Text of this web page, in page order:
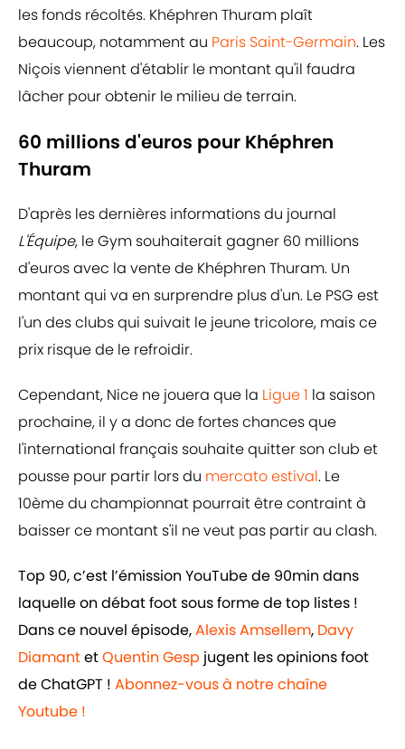
les fonds récoltés. Khéphren Thuram plaît
beaucoup, notamment au Paris Saint-Germain. Les
Niçois viennent d'établir le montant qu'il faudra
lâcher pour obtenir le milieu de terrain.
60 millions d'euros pour Khéphren
Thuram
D'après les dernières informations du journal
L'Équipe, le Gym souhaiterait gagner 60 millions
d'euros avec la vente de Khéphren Thuram. Un
montant qui va en surprendre plus d'un. Le PSG est
l'un des clubs qui suivait le jeune tricolore, mais ce
prix risque de le refroidir.
Cependant, Nice ne jouera que la Ligue 1 la saison
prochaine, il y a donc de fortes chances que
l'international français souhaite quitter son club et
pousse pour partir lors du mercato estival. Le
10ème du championnat pourrait être contraint à
baisser ce montant s'il ne veut pas partir au clash.
Top 90, c’est l’émission YouTube de 90min dans
laquelle on débat foot sous forme de top listes !
Dans ce nouvel épisode,Alexis Amsellem, Davy
DiamantetQuentin Gesp jugent les opinions foot
de ChatGPT ! Abonnez-vous à notre chaîne
Youtube !